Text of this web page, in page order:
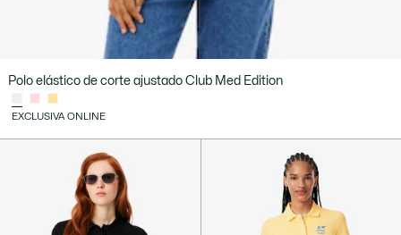
Polo elástico de corte ajustado Club Med Edition
EXCLUSIVA ONLINE